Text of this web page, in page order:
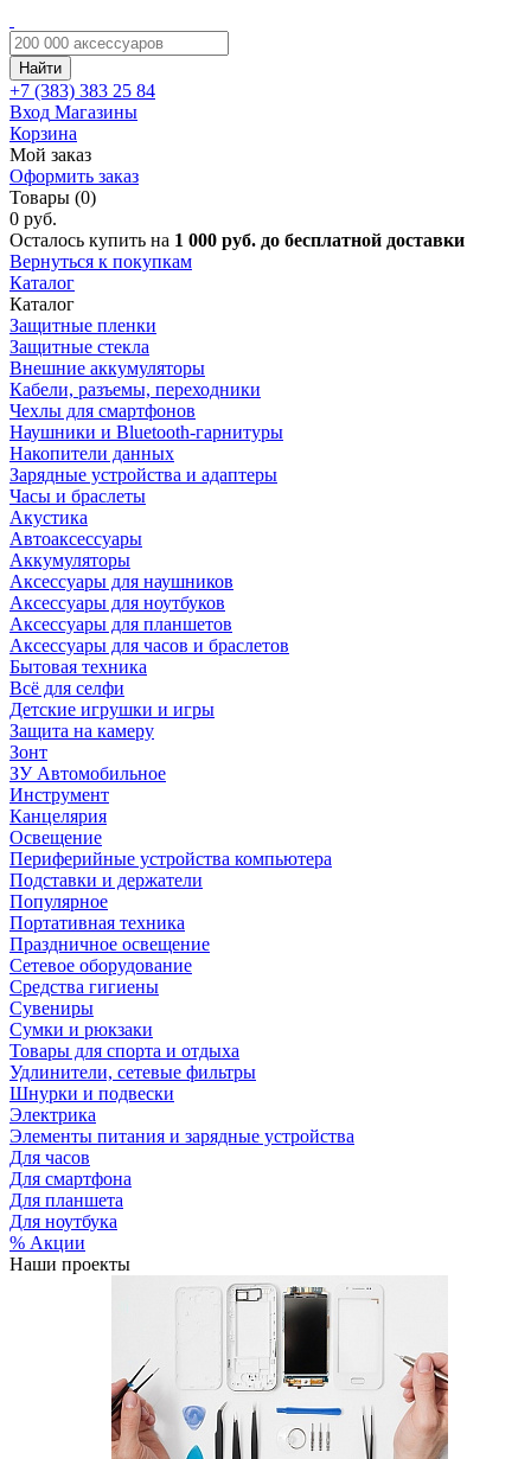
Найти
+7 (383) 383 25 84
Вход Магазины
Корзина
Мой заказ
Оформить заказ
Товары (0)
0 руб.
Осталось купить на 1 000 руб. до бесплатной доставки
Вернуться к покупкам
Каталог
Каталог
Защитные пленки
Защитные стекла
Внешние аккумуляторы
Кабели, разъемы, переходники
Чехлы для смартфонов
Наушники и Bluetooth-гарнитуры
Накопители данных
Зарядные устройства и адаптеры
Часы и браслеты
Акустика
Автоаксессуары
Аккумуляторы
Аксессуары для наушников
Аксессуары для ноутбуков
Аксессуары для планшетов
Аксессуары для часов и браслетов
Бытовая техника
Всё для селфи
Детские игрушки и игры
Защита на камеру
Зонт
ЗУ Автомобильное
Инструмент
Канцелярия
Освещение
Периферийные устройства компьютера
Подставки и держатели
Популярное
Портативная техника
Праздничное освещение
Сетевое оборудование
Средства гигиены
Сувениры
Сумки и рюкзаки
Товары для спорта и отдыха
Удлинители, сетевые фильтры
Шнурки и подвески
Электрика
Элементы питания и зарядные устройства
Для часов
Для смартфона
Для планшета
Для ноутбука
% Акции
Наши проекты